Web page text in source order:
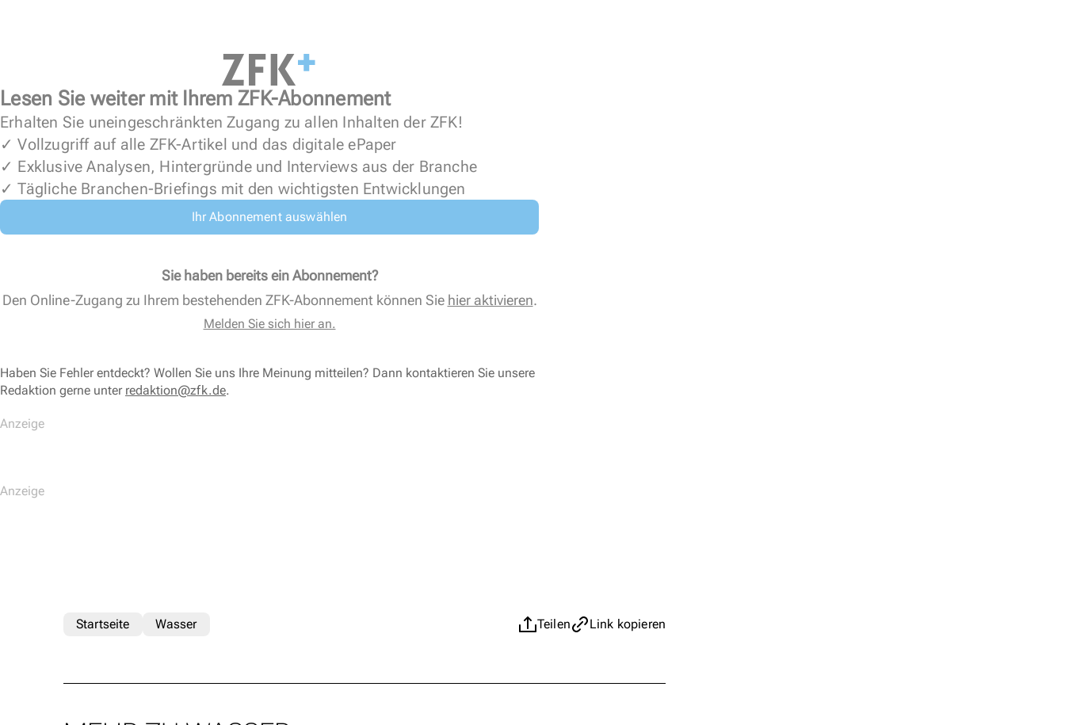
Lesen Sie weiter mit Ihrem ZFK-Abonnement
Erhalten Sie uneingeschränkten Zugang zu allen Inhalten der ZFK!
✓ Vollzugriff auf alle ZFK-Artikel und das digitale ePaper
✓ Exklusive Analysen, Hintergründe und Interviews aus der Branche
✓ Tägliche Branchen-Briefings mit den wichtigsten Entwicklungen
Ihr Abonnement auswählen
Sie haben bereits ein Abonnement?
Den Online-Zugang zu Ihrem bestehenden ZFK-Abonnement können Sie hier aktivieren.
Melden Sie sich hier an.
Haben Sie Fehler entdeckt? Wollen Sie uns Ihre Meinung mitteilen? Dann kontaktieren Sie unsere
Redaktion gerne unter redaktion@zfk.de.
Teilen Link kopieren
Startseite Wasser